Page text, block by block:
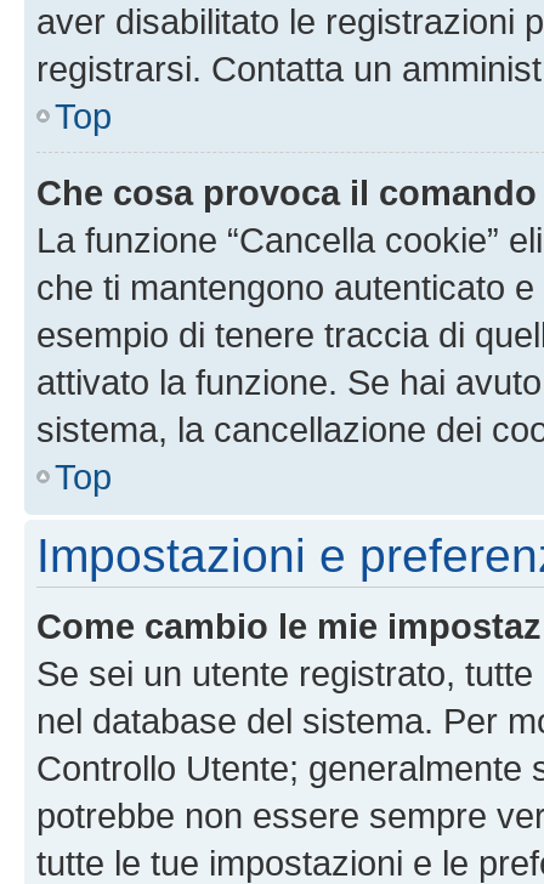
aver disabilitato le registrazioni
registrarsi. Contatta un
Top
Che cosa provoca il
La funzione “Cancella cookie”
che ti mantengono autenticato
esempio di tenere traccia di
attivato la funzione. Se hai
sistema, la cancellazione dei
Top
Impostazioni e
Come cambio le mie
Se sei un utente registrato,
nel database del sistema. Per
Controllo Utente; generalmente
potrebbe non essere sempre
tutte le tue impostazioni e le